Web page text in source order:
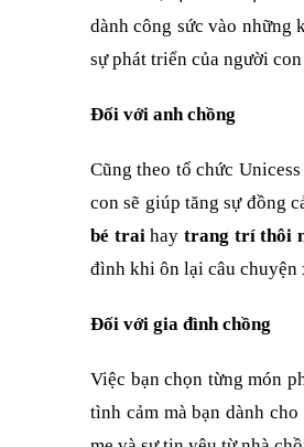
dành công sức vào những
sự phát triển của người
Đối với anh chồng
Cũng theo tổ chức
con sẽ giúp tăng sự đồng
bé traihaytrang trí thôi
đình khi ôn lại câu chuyện
Đối với gia đình chồng
Việc bạn chọn từng món
tình cảm mà bạn dành